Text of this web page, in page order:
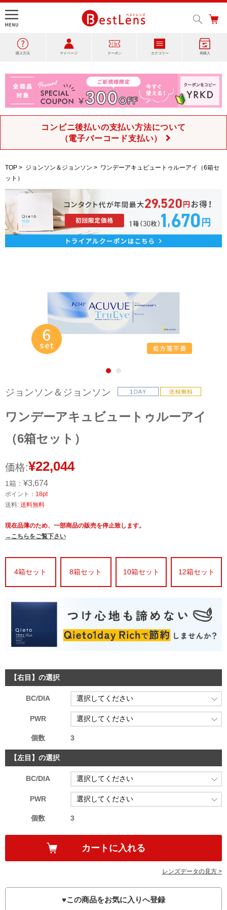
購入方法 マイページ クーポン カテゴリー 再購入
コンビニ後払いの支払い方法について
（電子バーコード支払い）
TOP > ジョンソン＆ジョンソン > ワンデーアキュビュートゥルーアイ（6箱セ
ット）
ジョンソン＆ジョンソン
ワンデーアキュビュートゥルーアイ
（6箱セット）
価格:¥22,044
1箱： ¥3,674
ポイント： 18pt
送料: 送料無料
現在品薄のため、一部商品の販売を停止致します。
→こちらをご覧下さい
4箱セット 8箱セット 10箱セット 12箱セット
【右目】の選択
BC/DIA
PWR
個数 3
【左目】の選択
BC/DIA
PWR
個数 3
レンズデータの見方 >
♥この商品をお気に入りへ登録